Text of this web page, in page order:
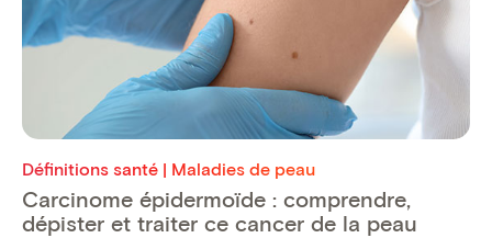
Définitions santé | Maladies de peau
Carcinome épidermoïde : comprendre,
dépister et traiter ce cancer de la peau